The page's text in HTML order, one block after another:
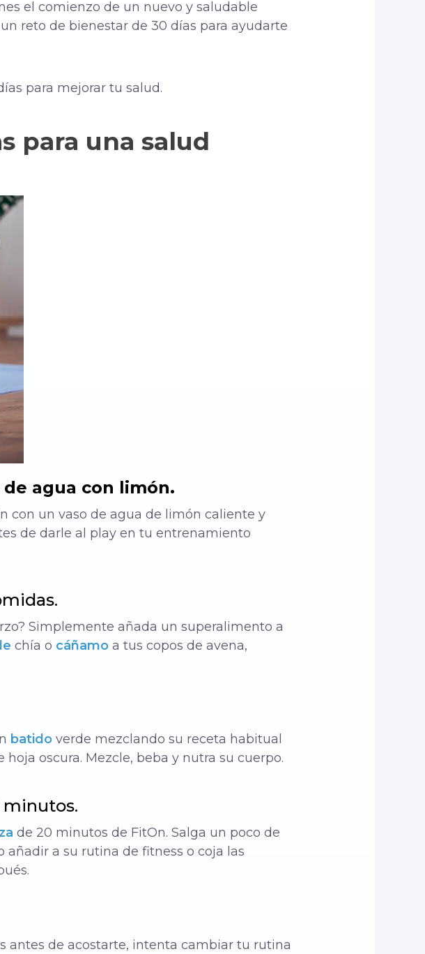
el comienzo de un nuevo y saludable
reto de bienestar de 30 días para ayudarte
para mejorar tu salud.
para una salud
agua con limón.
con un vaso de agua de limón caliente y
de darle al play en tu entrenamiento
Simplemente añada un superalimento a
chía o cáñamo a tus copos de avena,
batido verde mezclando su receta habitual
oscura. Mezcle, beba y nutra su cuerpo.
minutos.
de 20 minutos de FitOn. Salga un poco de
a su rutina de fitness o coja las
antes de acostarte, intenta cambiar tu rutina